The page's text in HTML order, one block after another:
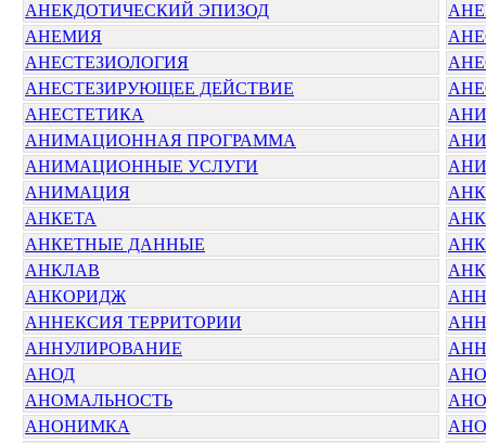
АНЕКДОТИЧЕСКИЙ ЭПИЗОД
АНЕМИЯ
АНЕСТЕЗИОЛОГИЯ
АНЕСТЕЗИРУЮЩЕЕ ДЕЙСТВИЕ
АНЕСТЕТИКА
АНИМАЦИОННАЯ ПРОГРАММА
АНИМАЦИОННЫЕ УСЛУГИ
АНИМАЦИЯ
АНКЕТА
АНКЕТНЫЕ ДАННЫЕ
АНКЛАВ
АНКОРИДЖ
АННЕКСИЯ ТЕРРИТОРИИ
АННУЛИРОВАНИЕ
АНОД
АНОМАЛЬНОСТЬ
АНОНИМКА